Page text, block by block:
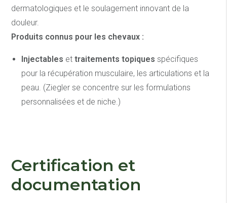
dermatologiques et le soulagement innovant de la
douleur.
Produits connus pour les chevaux :
Injectables ettraitements topiques spécifiques
pour la récupération musculaire, les articulations et la
peau. (Ziegler se concentre sur les formulations
personnalisées et de niche.)
Certification et
documentation